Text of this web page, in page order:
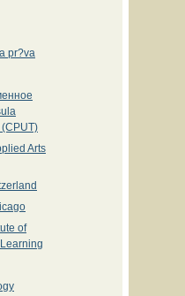
pr?va
Arts
of